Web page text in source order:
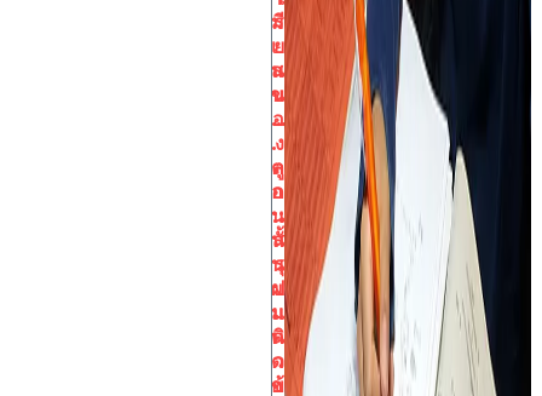
ม
เ
ส
น
…
.
ต
อ
น
นั้
น
ผ
ม
คิ
ด
อ
รี
ย
น
ข
อ
ง
ลู
ก
::
ส
รุ
ป
แ
น
ว
ข้